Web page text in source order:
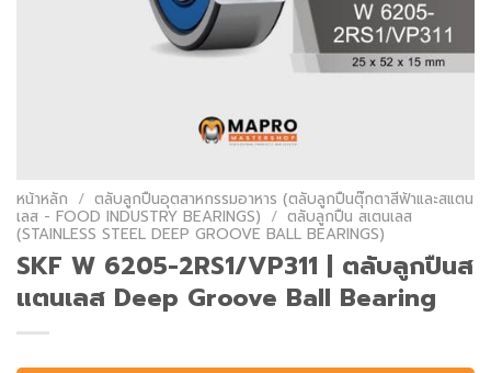
หน้าหลัก / ตลับลูกปืนอุตสาหกรรมอาหาร (ตลับลูกปืนตุ๊กตาสีฟ้าและสแตน
เลส - FOOD INDUSTRY BEARINGS) / ตลับลูกปืน สเตนเลส
(STAINLESS STEEL DEEP GROOVE BALL BEARINGS)
SKF W 6205-2RS1/VP311 | ตลับลูกปืนส
แตนเลส Deep Groove Ball Bearing